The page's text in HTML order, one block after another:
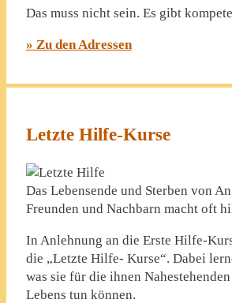
Das muss nicht sein. Es gibt
» Zu den Adressen
Letzte Hilfe-Kurse
Das Lebensende und Sterben von
Freunden und Nachbarn macht oft
In Anlehnung an die Erste Hilfe-
die „Letzte Hilfe- Kurse“. Dabei
was sie für die ihnen Nahestehenden
Lebens tun können.